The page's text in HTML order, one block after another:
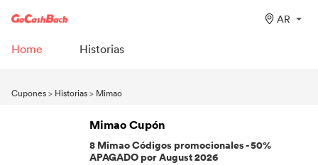
AR
Home Historias
Cupones> Historias> Mimao
Mimao Cupón
8 Mimao Códigos promocionales - 50%
APAGADO por August 2026